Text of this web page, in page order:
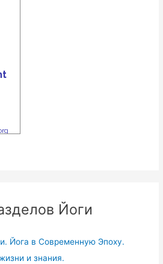
Йоги
Йога в Современную Эпоху.
и знания.